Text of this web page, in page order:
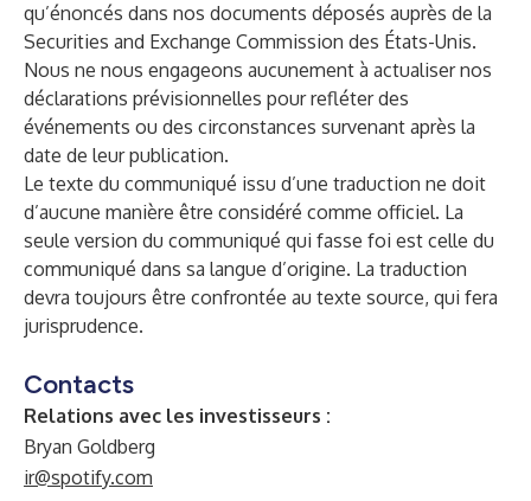
qu’énoncés dans nos documents déposés auprès de la
Securities and Exchange Commission des États-Unis.
Nous ne nous engageons aucunement à actualiser nos
déclarations prévisionnelles pour refléter des
événements ou des circonstances survenant après la
date de leur publication.
Le texte du communiqué issu d’une traduction ne doit
d’aucune manière être considéré comme officiel. La
seule version du communiqué qui fasse foi est celle du
communiqué dans sa langue d’origine. La traduction
devra toujours être confrontée au texte source, qui fera
jurisprudence.
Contacts
Relations avec les investisseurs :
Bryan Goldberg
ir@spotify.com